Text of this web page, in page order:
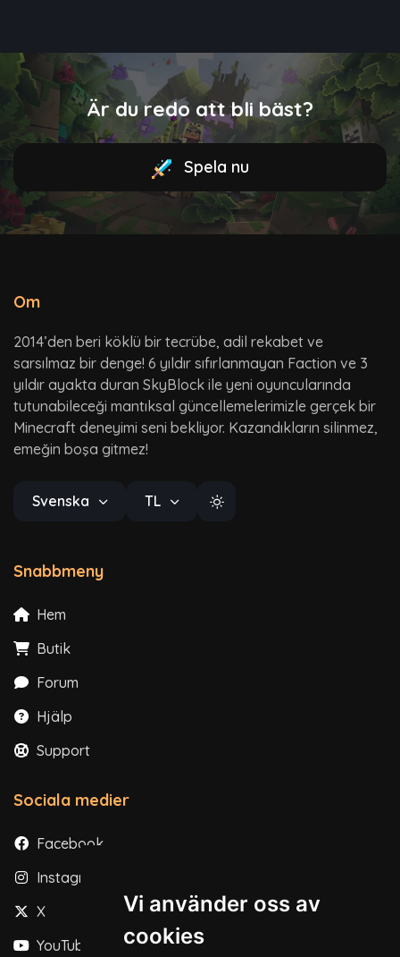
Vi använder oss av
cookies
Är du redo att bli bäst?
Spela nu
Om
2014’den beri köklü bir tecrübe, adil rekabet ve
sarsılmaz bir denge! 6 yıldır sıfırlanmayan Faction ve 3
yıldır ayakta duran SkyBlock ile yeni oyuncularında
tutunabileceği mantıksal güncellemelerimizle gerçek bir
Minecraft deneyimi seni bekliyor. Kazandıkların silinmez,
emeğin boşa gitmez!
Svenska TL
Snabbmeny
Hem
Butik
Forum
Hjälp
Support
Sociala medier
Facebook
Instagram
X
YouTube